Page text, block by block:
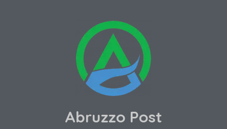
Abruzzo Post